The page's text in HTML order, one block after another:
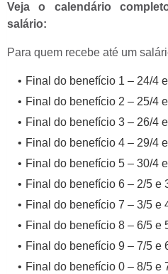
Veja o calendário
salário:
Para quem recebe até um
Final do benefício 1 – 24/4
Final do benefício 2 – 25/4
Final do benefício 3 – 26/4
Final do benefício 4 – 29/4
Final do benefício 5 – 30/4
Final do benefício 6 – 2/5 e
Final do benefício 7 – 3/5 e
Final do benefício 8 – 6/5 e
Final do benefício 9 – 7/5 e
Final do benefício 0 – 8/5 e